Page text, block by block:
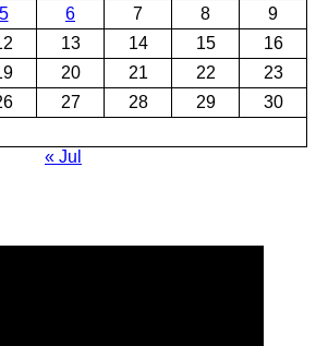
5 6 7 8
9
13 14 15
16
20 21 22
23
27 28 29
30
« Jul